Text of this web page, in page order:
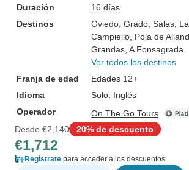
Duración
16 días
Destinos
Oviedo , Grado , Salas ,
Campiello , Pola de
Grandas , A Fonsagrada
Ver todos los destinos
Franja de edad
Edades 12+
Idioma
Solo: Inglés
Operador
On The Go Tours
Desde €2,140 20% de descuento
€1,712
Regístrate para acceder a los descuentos